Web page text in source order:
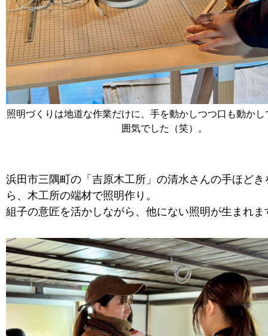
照明づくりは地道な作業だけに、手を動かしつつ口も動かし
囲気でした（笑）。
浜田市三隅町の「吉原木工所」の清水さんの手ほどき
ら、木工所の端材で照明作り。
組子の意匠を活かしながら、他にない照明が生まれま